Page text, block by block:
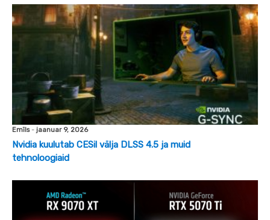
Emīls- jaanuar 9, 2026
Nvidia kuulutab CESil välja DLSS 4.5 ja muid
tehnoloogiaid